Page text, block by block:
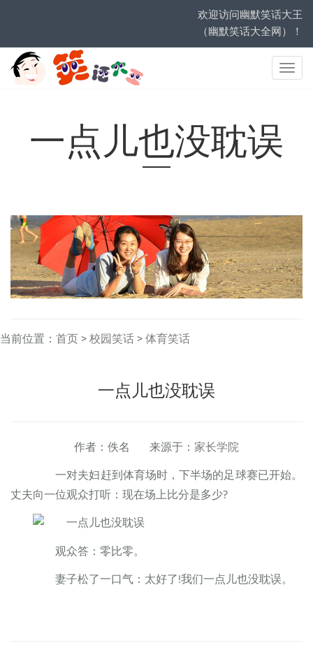
欢迎访问幽默笑话大王
（幽默笑话大全网）！
网
一点儿也没耽误
当前位置： 首页>校园笑话>体育笑话
一点儿也没耽误
作者：佚名 来源于： 家长学院
一对夫妇赶到体育场时，下半场的足球赛已开始。
丈夫向一位观众打听：现在场上比分是多少?
观众答：零比零。
妻子松了一口气：太好了!我们一点儿也没耽误。